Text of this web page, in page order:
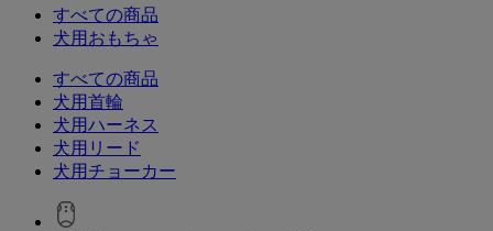
すべての商品
犬用おもちゃ
すべての商品
犬用首輪
犬用ハーネス
犬用リード
犬用チョーカー